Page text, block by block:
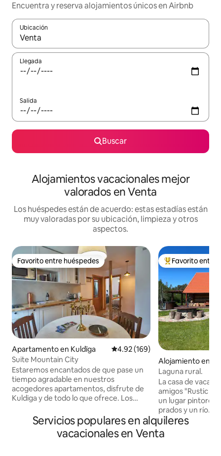
Encuentra y reserva alojamientos únicos en Airbnb
Ubicación
Cuando los resultados estén disponibles, navega con las
Llegada
Salida
Buscar
Alojamientos vacacionales mejor
valorados en Venta
Los huéspedes están de acuerdo: estas estadías están
muy valoradas por su ubicación, limpieza y otros
aspectos.
Favorito entre huéspedes
Favorito entre huéspedes
Apartamento en Kuldīga Calificación promedio: 4.92 de
4.92 (169)
Suite Mountain City
Estaremos encantados de que pase un
tiempo agradable en nuestros
acogedores apartamentos, disfrute de
Kuldiga y de todo lo que ofrece. Los
ubicados en el corazón de la ciudad,
junto a la plaza del ayuntamiento y a
pocos minutos a pie de la Venta rumbas.
Favorito entre
Favorito entre
Alojamiento en
Laguna rural.
La casa de
amigos "Rustic
un lugar
prados y un río.
cerca de la
Un lugar
pequeña
Servicios populares en alquileres
vacacionales en Venta